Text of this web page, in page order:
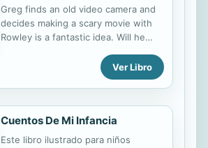
Greg finds an old video camera and
decides making a scary movie with
Rowley is a fantastic idea. Will he
Ver Libro
Cuentos De Mi Infancia
Este libro ilustrado para niños